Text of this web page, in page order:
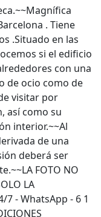
. Tiene
.Situado en las
si el edificio
con una
de ocio como de
visitar por
así como su
interior.~~Al
de una
deberá ser
FOTO NO
LA
7 - WhatsApp - 6 1